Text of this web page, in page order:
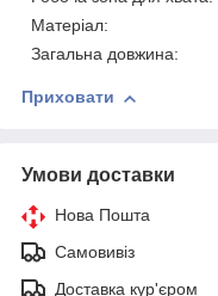
Матеріал:
Загальна довжина:
Приховати
Умови доставки
Нова Пошта
Самовивіз
Доставка кур'єром